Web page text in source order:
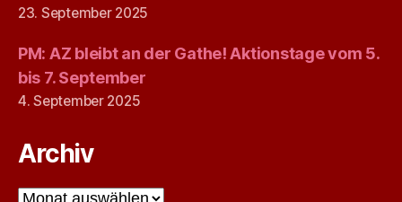
23. September 2025
PM: AZ bleibt an der Gathe! Aktionstage vom 5.
bis 7. September
4. September 2025
Archiv
Archiv